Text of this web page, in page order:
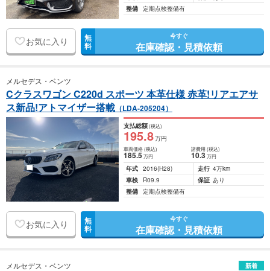
整備 定期点検整備有
お気に入り 無
料
今すぐ
在庫確認・見積依頼
メルセデス・ベンツ
Cクラスワゴン C220d スポーツ 本革仕様 赤革!リアエアサ
ス新品!アトマイザー搭載 （LDA-205204）
支払総額(税込)
195.8万円
車両価格(税込)
185.5万円
諸費用 (税込)
10.3 万円
年式 2016(H28) 走行 4万km
車検
R09.9 保証 あり
整備 定期点検整備有
お気に入り 無
料
今すぐ
在庫確認・見積依頼
メルセデス・ベンツ 新着